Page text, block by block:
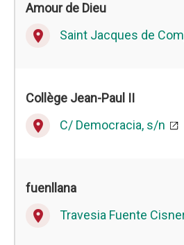
Amour de Dieu
place Saint Jacques de
Collège Jean-Paul II
place C/ Democracia, s/n
fuenllana
place Travesia Fuente